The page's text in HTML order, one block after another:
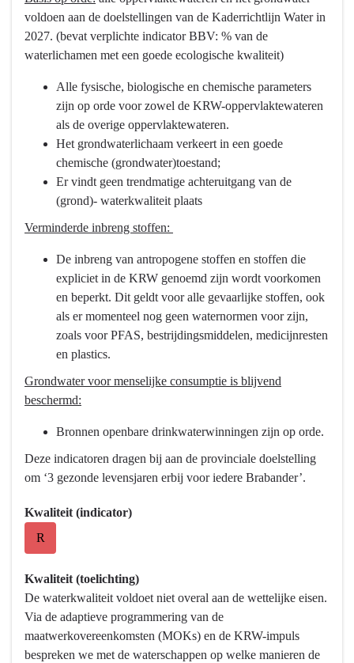
bodem
Wat
Schoon
voldoen aan de doelstellingen van de Kaderrichtlijn Water in
2027. (bevat verplichte indicator BBV: % van de
waterlichamen met een goede ecologische kwaliteit)
Alle fysische, biologische en chemische parameters
zijn op orde voor zowel de KRW-oppervlaktewateren
als de overige oppervlaktewateren.
Het grondwaterlichaam verkeert in een goede
chemische (grondwater)toestand;
Er vindt geen trendmatige achteruitgang van de
(grond)- waterkwaliteit plaats
Verminderde inbreng stoffen:
De inbreng van antropogene stoffen en stoffen die
expliciet in de KRW genoemd zijn wordt voorkomen
en beperkt. Dit geldt voor alle gevaarlijke stoffen, ook
als er momenteel nog geen waternormen voor zijn,
zoals voor PFAS, bestrijdingsmiddelen, medicijnresten
en plastics.
Grondwater voor menselijke consumptie is blijvend
beschermd:
Bronnen openbare drinkwaterwinningen zijn op orde.
Deze indicatoren dragen bij aan de provinciale doelstelling
om ‘3 gezonde levensjaren erbij voor iedere Brabander’.
Kwaliteit (indicator)
R
Kwaliteit (toelichting)
De waterkwaliteit voldoet niet overal aan de wettelijke eisen.
Via de adaptieve programmering van de
maatwerkovereenkomsten (MOKs) en de KRW-impuls
bespreken we met de waterschappen op welke manieren de